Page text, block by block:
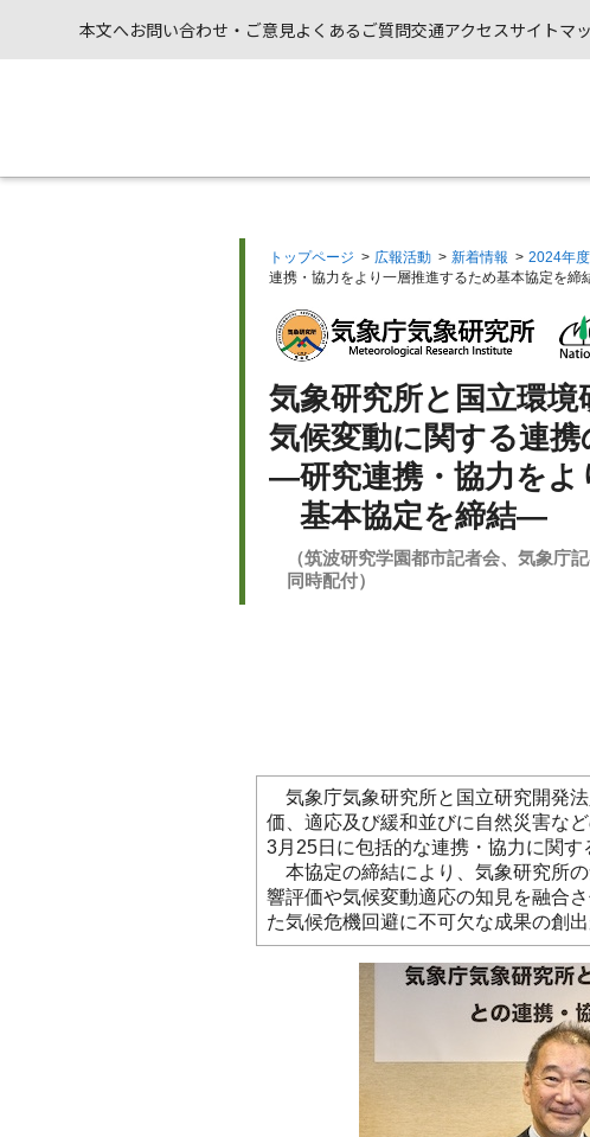
本文へお問い合わせ・ご意見よくあるご質問交通アクセスサイトマ
トップページ > 広報活動 > 新着情報 > 2024年度
連携・協力をより一層推進するため基本協定を
気象研究所と国立環境
気候変動に関する連携
—研究連携・協力をよ
基本協定を締結—
（筑波研究学園都市記者会、気象庁
同時配付）
気象庁気象研究所と国立研究開発
価、適応及び緩和並びに自然災害な
3月25日に包括的な連携・協力に関す
本協定の締結により、気象研究所
響評価や気候変動適応の知見を融合
た気候危機回避に不可欠な成果の創出